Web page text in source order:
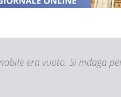
era vuoto. Si indaga